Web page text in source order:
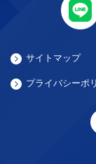
サイトマップ
プライバシーポ